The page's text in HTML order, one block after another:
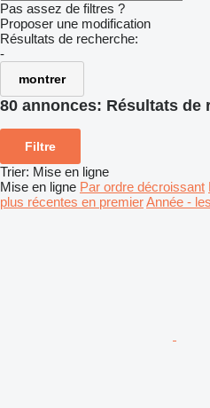
Pas assez de filtres ?
Proposer une modification
Résultats de recherche:
-
montrer
80 annonces: Résultats de
Filtre
Trier: Mise en ligne
Mise en ligne Par ordre décroissant
plus récentes en premierAnnée -